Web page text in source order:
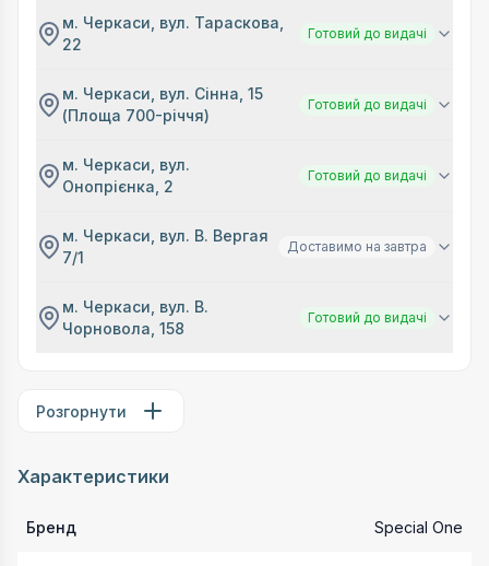
м. Черкаси, вул. Тараскова,
22
Готовий до видачі
м. Черкаси, вул. Сінна, 15
(Площа 700-річчя)
Готовий до видачі
м. Черкаси, вул.
Онопрієнка, 2
Готовий до видачі
м. Черкаси, вул. В. Вергая
7/1
Доставимо на завтра
м. Черкаси, вул. В.
Чорновола, 158
Готовий до видачі
Розгорнути
Характеристики
Бренд Special One